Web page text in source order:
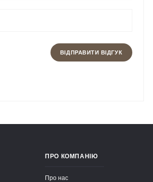
ВІДПРАВИТИ ВІДГУК
ПРО КОМПАНІЮ
Про нас